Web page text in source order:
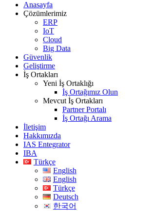
Anasayfa
Çözümlerimiz
ERP
IoT
Cloud
Big Data
Güvenlik
Geliştirme
İş Ortakları
Yeni İş Ortaklığı
İş Ortağımız Olun
Mevcut İş Ortakları
Partner Portalı
İş Ortağı Arama
İletişim
Hakkımızda
IAS Entegrator
IBA
Türkçe
English
English
Türkçe
Deutsch
한국어